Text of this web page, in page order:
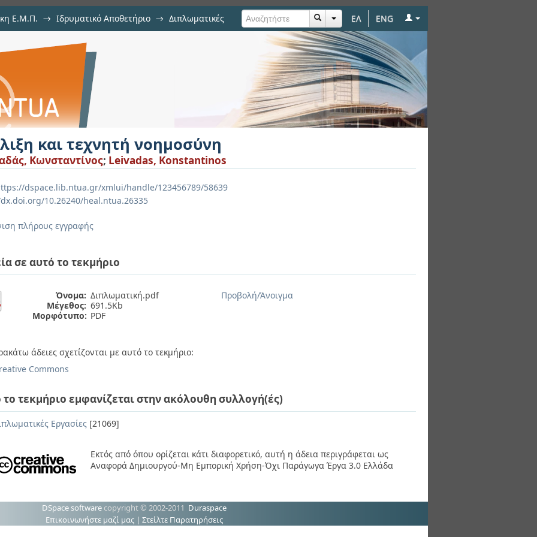
ΕΛ ENG
Ε.Μ.Π. → Ιδρυματικό Αποθετήριο → Διπλωματικές
νοημοσύνη
και τεχνητή νοημοσύνη
Κωνσταντίνος; Leivadas, Konstantinos
dspace.lib.ntua.gr/xmlui/handle/123456789/58639
10.26240/heal.ntua.26335
πλήρους εγγραφής
σε αυτό το τεκμήριο
Όνομα: Διπλωματική.pdf
Μέγεθος: 691.5Kb
Μορφότυπο: PDF
Προβολή/Άνοιγμα
άδειες σχετίζονται με αυτό το τεκμήριο:
Commons
το τεκμήριο εμφανίζεται στην ακόλουθη συλλογή(ές)
Εργασίες [21069]
Εκτός από όπου ορίζεται κάτι διαφορετικό, αυτή η άδεια περιγράφεται ως
Αναφορά Δημιουργού-Μη Εμπορική Χρήση-Όχι Παράγωγα Έργα 3.0 Ελλάδα
DSpace software copyright © 2002-2011 Duraspace
Επικοινωνήστε μαζί μας | Στείλτε Παρατηρήσεις